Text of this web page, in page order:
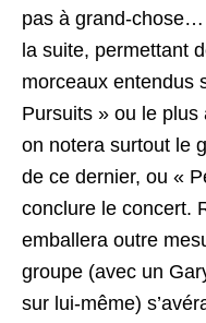
pas à grand-chose…
la suite, permettant
morceaux entendus
Pursuits » ou le
on notera surtout le
de ce dernier, ou «
conclure le concert.
emballera outre
groupe (avec un
sur lui-même)